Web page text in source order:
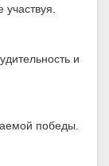
участвуя.
и
победы.